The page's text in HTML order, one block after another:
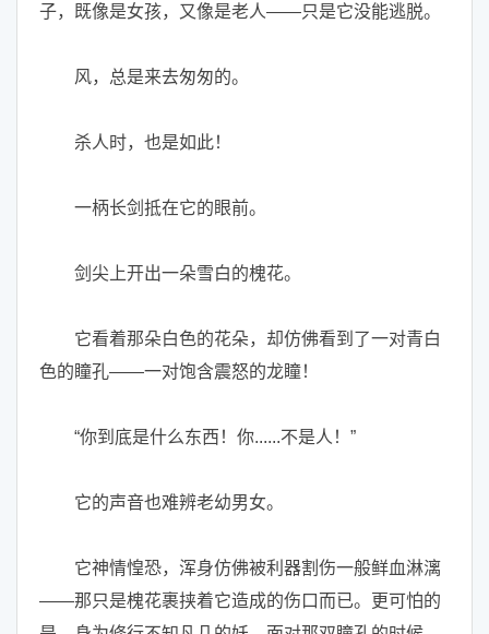
子，既像是女孩，又像是老人——只是它没能逃脱。
风，总是来去匆匆的。
杀人时，也是如此！
一柄长剑抵在它的眼前。
剑尖上开出一朵雪白的槐花。
它看着那朵白色的花朵，却仿佛看到了一对青白
色的瞳孔——一对饱含震怒的龙瞳！
“你到底是什么东西！你......不是人！”
它的声音也难辨老幼男女。
它神情惶恐，浑身仿佛被利器割伤一般鲜血淋漓
——那只是槐花裹挟着它造成的伤口而已。更可怕的